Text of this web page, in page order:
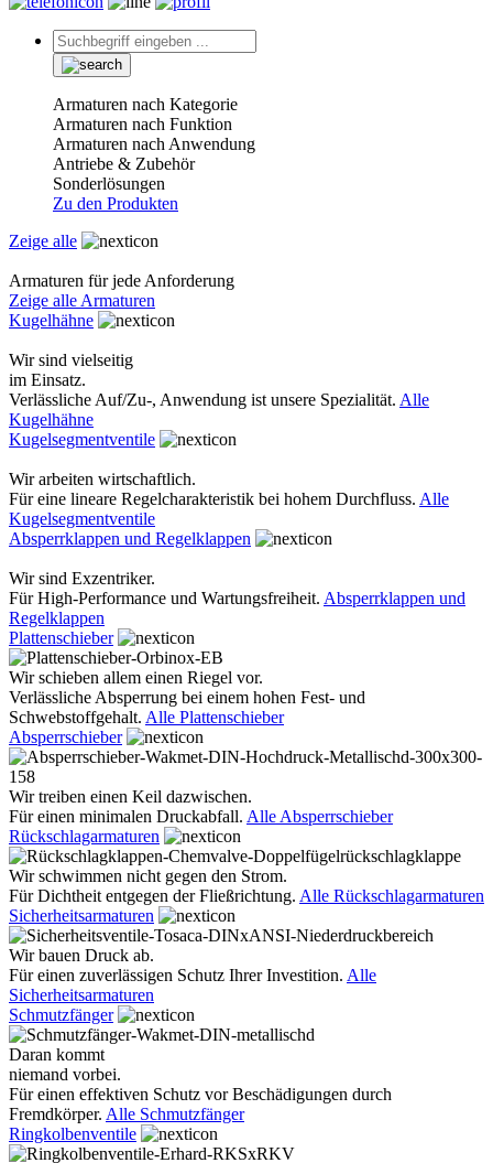
Armaturen nach Kategorie
Armaturen nach Funktion
Armaturen nach Anwendung
Antriebe & Zubehör
Sonderlösungen
Zu den Produkten
Zeige alle
Armaturen für jede Anforderung
Zeige alle Armaturen
Kugelhähne
Wir sind vielseitig
im Einsatz.
Verlässliche Auf/Zu-, Anwendung ist unsere Spezialität. Alle
Kugelhähne
Kugelsegmentventile
Wir arbeiten wirtschaftlich.
Für eine lineare Regelcharakteristik bei hohem Durchfluss. Alle
Kugelsegmentventile
Absperrklappen und Regelklappen
Wir sind Exzentriker.
Für High-Performance und Wartungsfreiheit. Absperrklappen und
Regelklappen
Plattenschieber
Wir schieben allem einen Riegel vor.
Verlässliche Absperrung bei einem hohen Fest- und
Schwebstoffgehalt. Alle Plattenschieber
Absperrschieber
Wir treiben einen Keil dazwischen.
Für einen minimalen Druckabfall. Alle Absperrschieber
Rückschlagarmaturen
Wir schwimmen nicht gegen den Strom.
Für Dichtheit entgegen der Fließrichtung. Alle Rückschlagarmaturen
Sicherheitsarmaturen
Wir bauen Druck ab.
Für einen zuverlässigen Schutz Ihrer Investition. Alle
Sicherheitsarmaturen
Schmutzfänger
Daran kommt
niemand vorbei.
Für einen effektiven Schutz vor Beschädigungen durch
Fremdkörper. Alle Schmutzfänger
Ringkolbenventile